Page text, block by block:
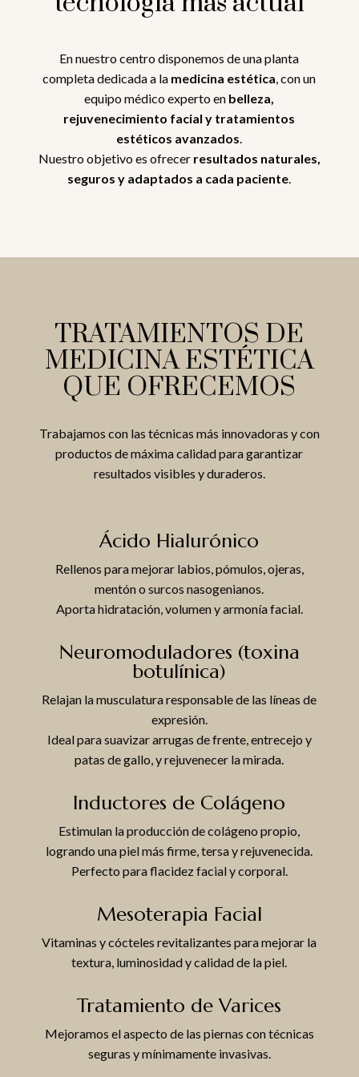
En nuestro centro disponemos de una planta
completa dedicada a la medicina estética, con un
equipo médico experto en belleza,
rejuvenecimiento facial y tratamientos
estéticos avanzados.
Nuestro objetivo es ofrecer resultados naturales,
seguros y adaptados a cada paciente.
TRATAMIENTOS DE
MEDICINA ESTÉTICA
QUE OFRECEMOS
Trabajamos con las técnicas más innovadoras y con
productos de máxima calidad para garantizar
resultados visibles y duraderos.
Ácido Hialurónico
Rellenos para mejorar labios, pómulos, ojeras,
mentón o surcos nasogenianos.
Aporta hidratación, volumen y armonía facial.
Neuromoduladores (toxina
botulínica)
Relajan la musculatura responsable de las líneas de
expresión.
Ideal para suavizar arrugas de frente, entrecejo y
patas de gallo, y rejuvenecer la mirada.
Inductores de Colágeno
Estimulan la producción de colágeno propio,
logrando una piel más firme, tersa y rejuvenecida.
Perfecto para flacidez facial y corporal.
Mesoterapia Facial
Vitaminas y cócteles revitalizantes para mejorar la
textura, luminosidad y calidad de la piel.
Tratamiento de Varices
Mejoramos el aspecto de las piernas con técnicas
seguras y mínimamente invasivas.